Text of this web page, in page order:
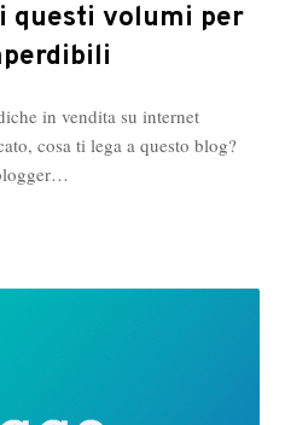
questi volumi per
in vendita su internet
cosa ti lega a questo blog?